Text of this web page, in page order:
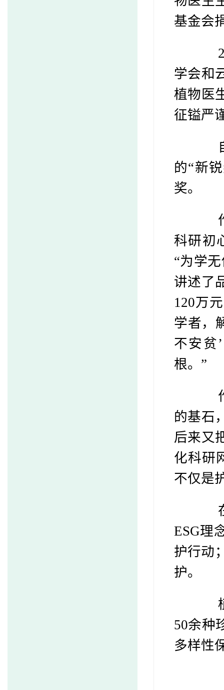
基金会
学会和
植物医
征镒严
自
的“新
奖。
作
科研初
“为学
讲述了
120万
学者，
不安贫
根。”
作
的基石
后来又
化科研
不仅是
在
ESG理
护行动
护。
植
50余种
多样性